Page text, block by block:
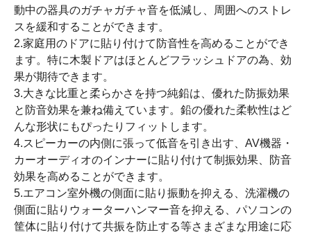
動中の器具のガチャガチャ音を低減し、周囲へのストレ
スを緩和することができます。
2.家庭用のドアに貼り付けて防音性を高めることができ
ます。特に木製ドアはほとんどフラッシュドアの為、効
果が期待できます。
3.大きな比重と柔らかさを持つ純鉛は、優れた防振効果
と防音効果を兼ね備えています。鉛の優れた柔軟性はど
んな形状にもぴったりフィットします。
4.スピーカーの内側に張って低音を引き出す、AV機器・
カーオーディオのインナーに貼り付けて制振効果、防音
効果を高めることができます。
5.エアコン室外機の側面に貼り振動を抑える、洗濯機の
側面に貼りウォーターハンマー音を抑える、パソコンの
筐体に貼り付けて共振を防止する等さまざまな用途に応